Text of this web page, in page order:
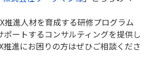
推進人材を育成する研修プログラム
ポートするコンサルティングを提供し
推進にお困りの方はぜひご相談くださ